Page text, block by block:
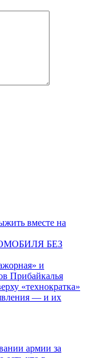
вместе на
БЕЗ
и
Прибайкалья
«технократка»
— и их
армии за